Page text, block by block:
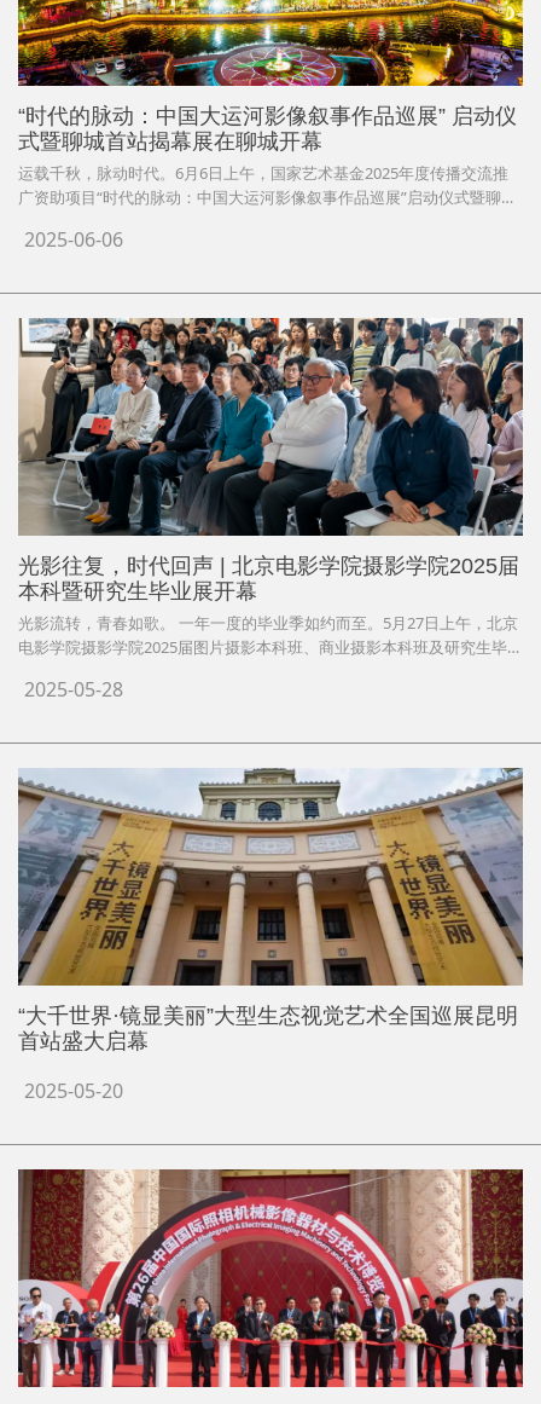
“时代的脉动：中国大运河影像叙事作品巡展” 启动仪
式暨聊城首站揭幕展在聊城开幕
运载千秋，脉动时代。6月6日上午，国家艺术基金2025年度传播交流推
广资助项目“时代的脉动：中国大运河影像叙事作品巡展”启动仪式暨聊城
在此次活动开启前日举行。
2025-06-06
光影往复，时代回声 | 北京电影学院摄影学院2025届
本科暨研究生毕业展开幕
光影流转，青春如歌。 一年一度的毕业季如约而至。5月27日上午，北京
电影学院摄影学院2025届图片摄影本科班、商业摄影本科班及研究生毕业
班“往复”、21级商业摄影本科班“像·象”以及22级研究生“长鸣不断的回
摄影人的创作风貌。开幕式上，中国作协诗歌委员会主任、中国作家协会
原副主席、原书记处书记、著名诗人吉狄马加、北京电影学院党委书记周
志军、党委副书记支宏伟，副院长童雷，副院长李伟，北京电影学院摄影
学院院长、创作实习处处长、青年电影制片厂有限公司董事长曹颋以及学
校各院系各职能部门的领导出席活动。摄影学院直属党支部书记贾婷主持
开幕式。
2025-05-28
“大千世界·镜显美丽”大型生态视觉艺术全国巡展昆明
首站盛大启幕
2025-05-20